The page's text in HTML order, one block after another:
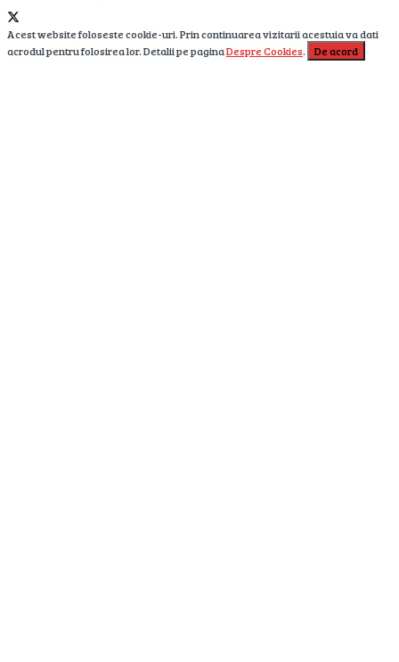
Acest website foloseste cookie-uri. Prin continuarea vizitarii acestuia va dati
acrodul pentru folosirea lor. Detalii pe paginaDespre Cookies. De acord